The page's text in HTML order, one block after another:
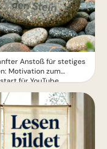
Anstoß für stetiges
Motivation zum
für YouTube.